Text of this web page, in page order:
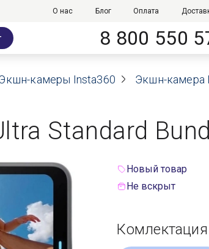
О нас Блог Оплата
8 800 550
камеры Insta360 Экшн-камера
Standard
Новый товар
Не вскрыт
Комлектация